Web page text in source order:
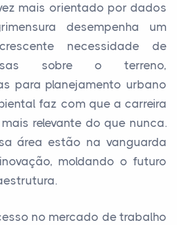
mais orientado por dados
desempenha um
necessidade de
sobre o terreno,
para planejamento urbano
faz com que a carreira
relevante do que nunca.
área estão na vanguarda
moldando o futuro
no mercado de trabalho